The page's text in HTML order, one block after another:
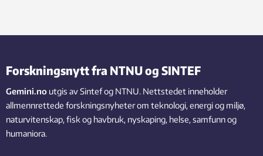
Forskningsnytt fra NTNU og SINTEF
Gemini.no utgis av Sintef og NTNU. Nettstedet inneholder
allmennrettede forskningsnyheter om teknologi, energi og miljø,
naturvitenskap, fisk og havbruk, nyskaping, helse, samfunn og
humaniora.